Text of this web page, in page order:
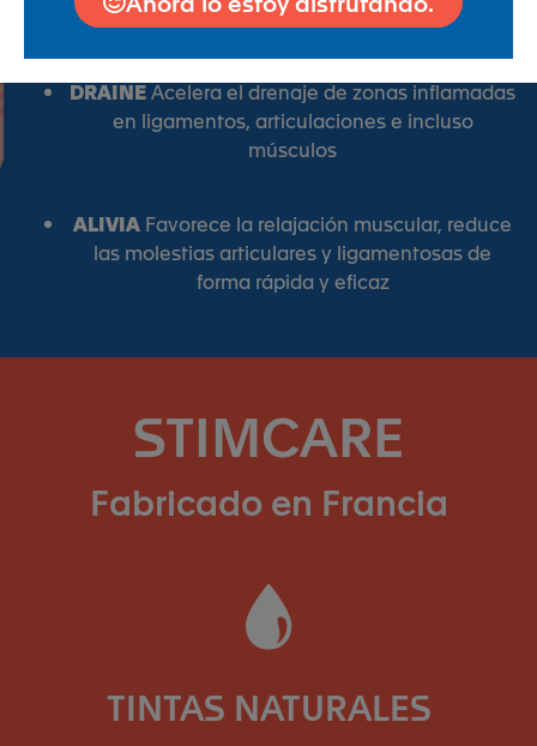
capilares sanguíneos en los músculos
DRAINEAcelera el drenaje de zonas inflamadas
en ligamentos, articulaciones e incluso
músculos
ALIVIA Favorece la relajación muscular, reduce
las molestias articulares y ligamentosas de
forma rápida y eficaz
STIMCARE
Fabricado en Francia
TINTAS NATURALES